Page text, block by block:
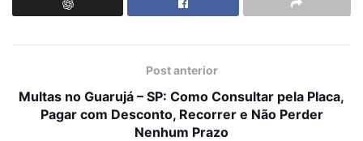
Post anterior
Multas no Guarujá – SP: Como Consultar pela Placa,
Pagar com Desconto, Recorrer e Não Perder
Nenhum Prazo